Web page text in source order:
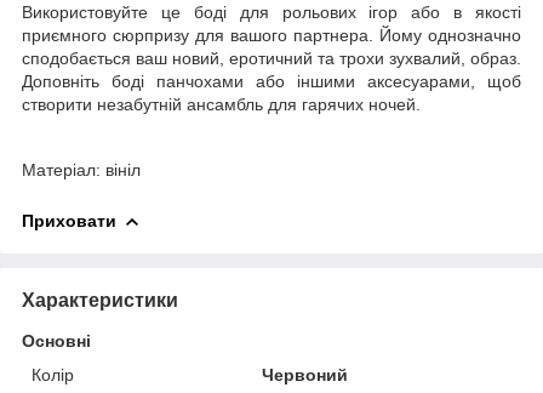
Використовуйте це боді для рольових ігор або в якості
приємного сюрпризу для вашого партнера. Йому однозначно
сподобається ваш новий, еротичний та трохи зухвалий, образ.
Доповніть боді панчохами або іншими аксесуарами, щоб
створити незабутній ансамбль для гарячих ночей.
Матеріал: вініл
Приховати
Характеристики
Основні
Колір
Червоний